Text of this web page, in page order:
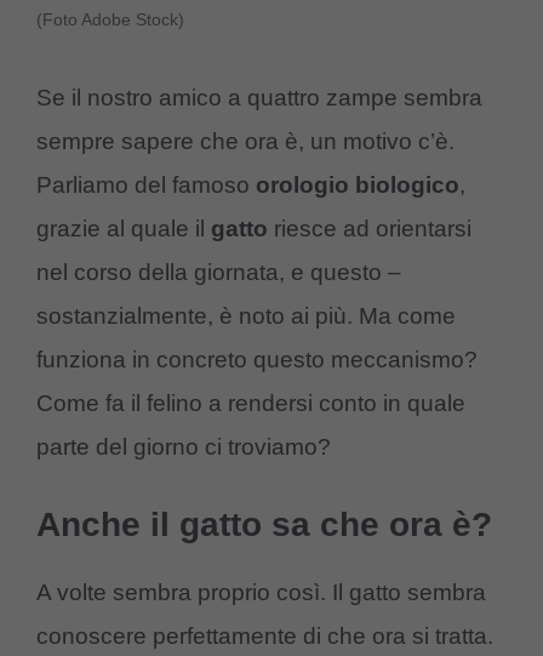
(Foto Adobe Stock)
Se il nostro amico a quattro zampe sembra
sempre sapere che ora è, un motivo c’è.
Parliamo del famoso orologio biologico,
grazie al quale il gatto riesce ad orientarsi
nel corso della giornata, e questo –
sostanzialmente, è noto ai più. Ma come
funziona in concreto questo meccanismo?
Come fa il felino a rendersi conto in quale
parte del giorno ci troviamo?
Anche il gatto sa che ora è?
A volte sembra proprio così. Il gatto sembra
conoscere perfettamente di che ora si tratta.